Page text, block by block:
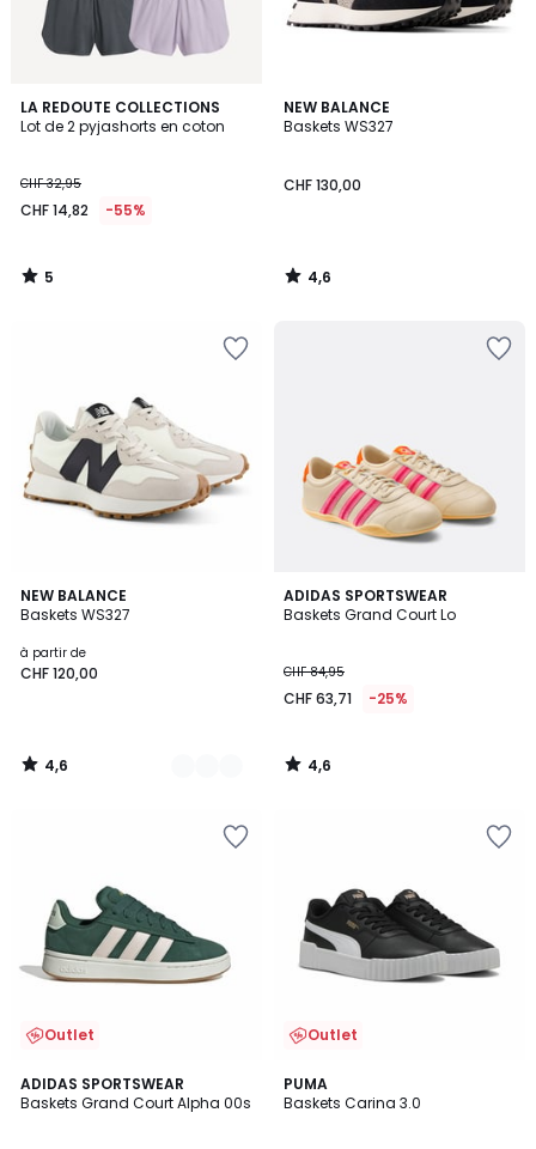
LA REDOUTE COLLECTIONS
Lot de 2 pyjashorts en coton
CHF 32,95
CHF 14,82 -55%
5
/
5
/
NEW BALANCE
Baskets WS327
CHF 130,00
4,6
/ 5
4,6
/
NEW BALANCE
Baskets WS327
à partir de
CHF 120,00
4,6
/ 5
3
Couleurs
4,6
/
ADIDAS SPORTSWEAR
Baskets Grand Court Lo
CHF 84,95
CHF 63,71 -25%
4,6
/ 5
4,6
/
Outlet
ADIDAS SPORTSWEAR
Baskets Grand Court Alpha 00s
4,9
/ 5
Outlet
PUMA
Baskets Carina 3.0